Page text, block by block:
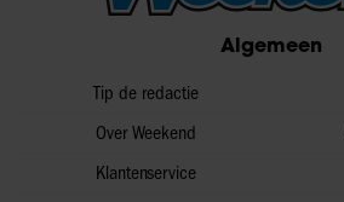
Algemeen
Tip de redactie
Over Weekend
Klantenservice